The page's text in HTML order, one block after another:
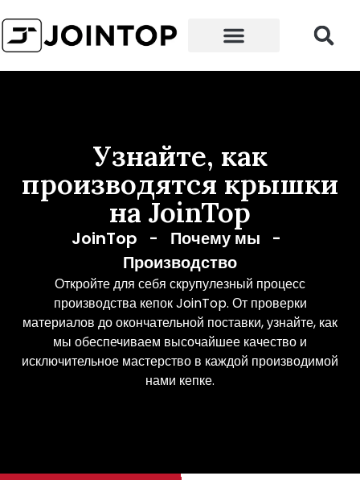
Узнайте, как
производятся крышки
на JoinTop
JoinTop - Почему мы
-
Производство
Откройте для себя скрупулезный процесс
производства кепок JoinTop. От проверки
материалов до окончательной поставки, узнайте, как
мы обеспечиваем высочайшее качество и
исключительное мастерство в каждой производимой
нами кепке.